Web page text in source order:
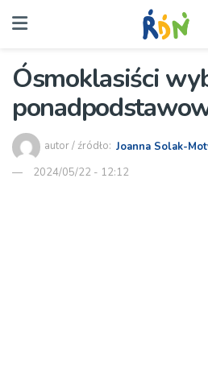
Ósmoklasiści
autor / źródło: Joanna Solak-
2024/05/22 - 12:12